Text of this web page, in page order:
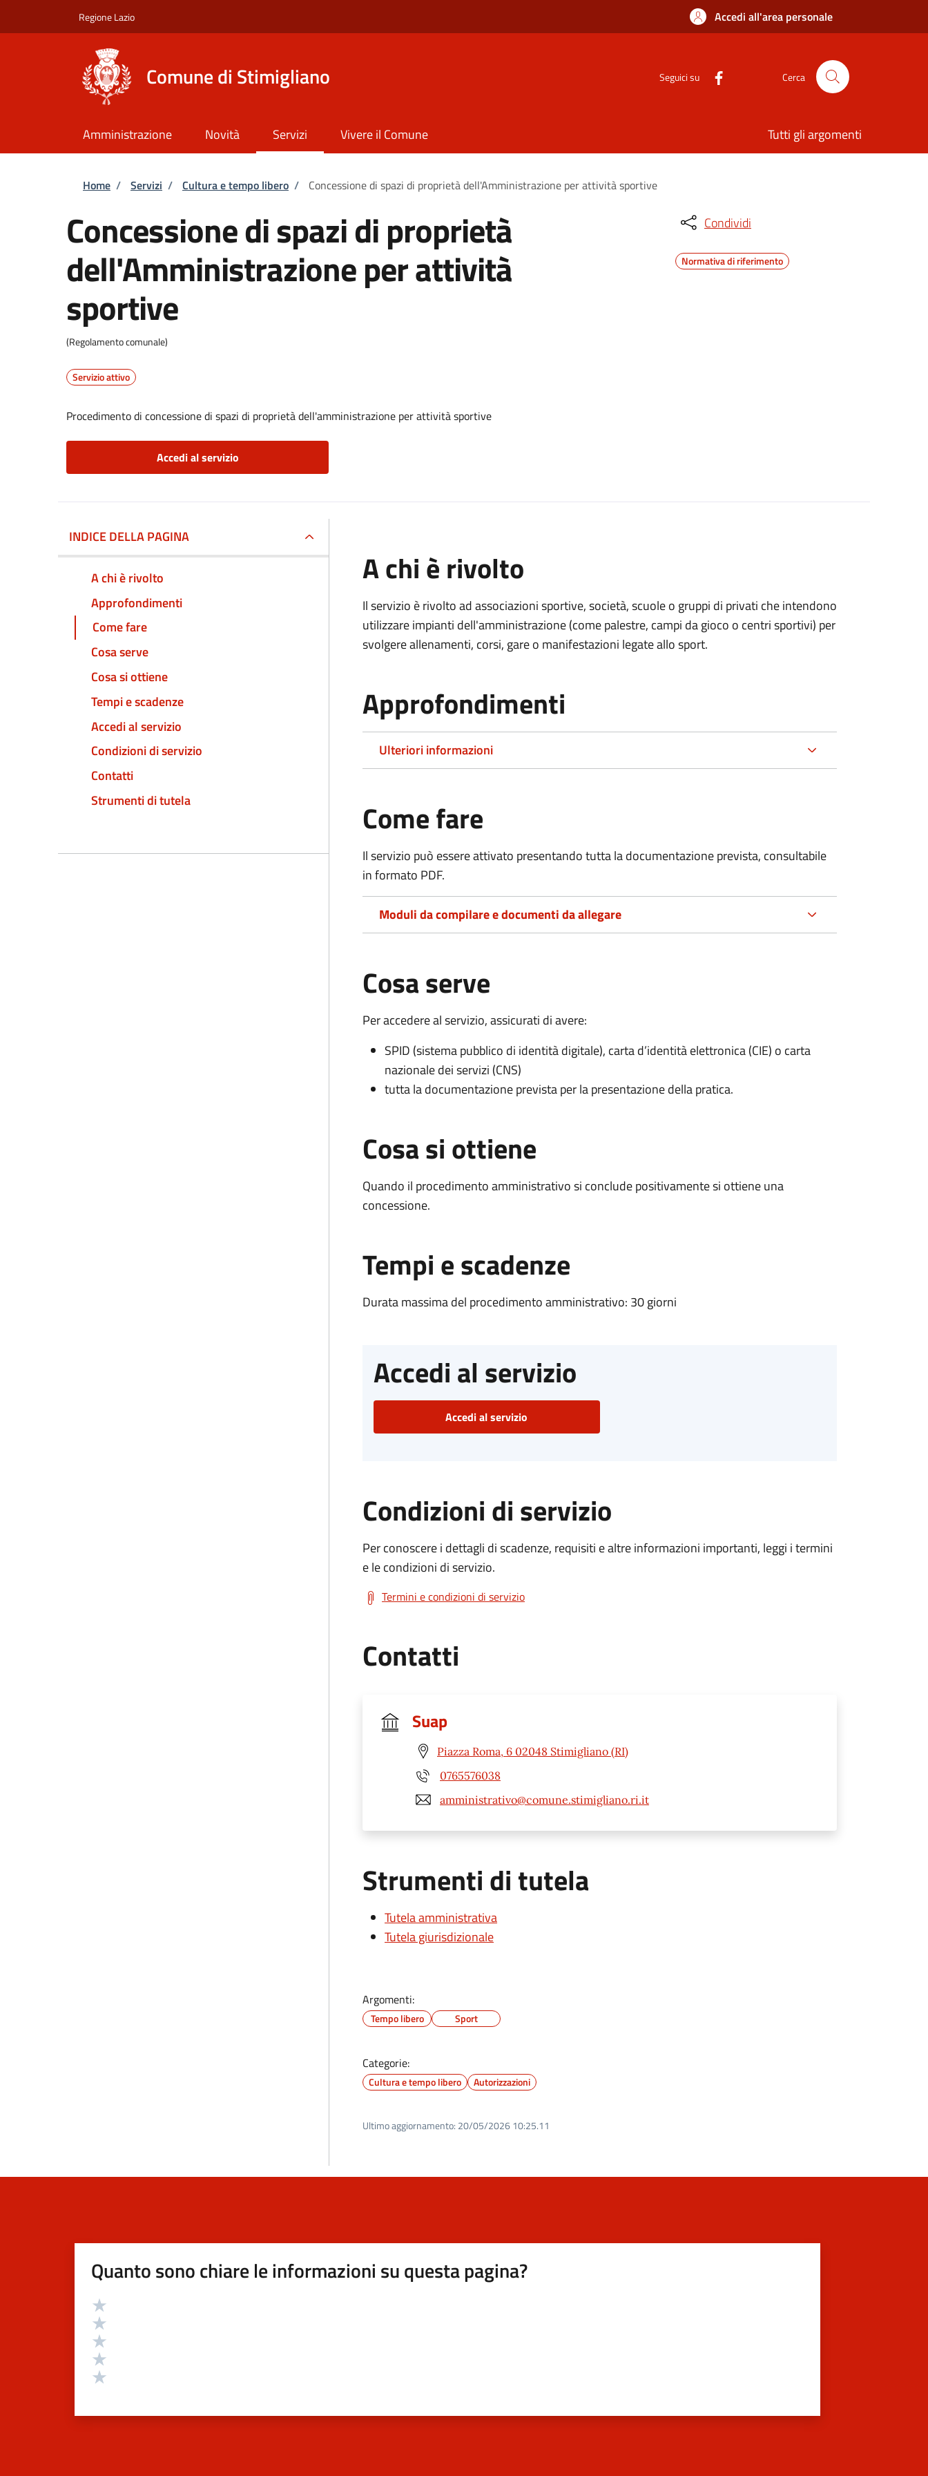
Regione Lazio Accedi all'area personale
Comune di Stimigliano Seguici su Cerca
Amministrazione Novità Servizi Vivere il Comune Tutti gli argomenti
Briciole di pane
Home / Servizi / Cultura e tempo libero / Concessione di spazi di proprietà dell'Amministrazione per attività sportive
Concessione di spazi di proprietà
dell'Amministrazione per attività
sportive
(Regolamento comunale)
Servizio attivo
Procedimento di concessione di spazi di proprietà dell'amministrazione per attività sportive
Accedi al servizio
Condividi
Normativa di riferimento
INDICE DELLA PAGINA
A chi è rivolto
Approfondimenti
Come fare
Cosa serve
Cosa si ottiene
Tempi e scadenze
Accedi al servizio
Condizioni di servizio
Contatti
Strumenti di tutela
A chi è rivolto
Il servizio è rivolto ad associazioni sportive, società, scuole o gruppi di privati che intendono
utilizzare impianti dell'amministrazione (come palestre, campi da gioco o centri sportivi) per
svolgere allenamenti, corsi, gare o manifestazioni legate allo sport.
Approfondimenti
Ulteriori informazioni
Come fare
Il servizio può essere attivato presentando tutta la documentazione prevista, consultabile
in formato PDF.
Moduli da compilare e documenti da allegare
Cosa serve
Per accedere al servizio, assicurati di avere:
SPID (sistema pubblico di identità digitale), carta d’identità elettronica (CIE) o carta
nazionale dei servizi (CNS)
tutta la documentazione prevista per la presentazione della pratica.
Cosa si ottiene
Quando il procedimento amministrativo si conclude positivamente si ottiene una
concessione.
Tempi e scadenze
Durata massima del procedimento amministrativo: 30 giorni
Accedi al servizio
Accedi al servizio
Condizioni di servizio
Per conoscere i dettagli di scadenze, requisiti e altre informazioni importanti, leggi i termini
e le condizioni di servizio.
Termini e condizioni di servizio
Contatti
Suap
Piazza Roma, 6 02048 Stimigliano (RI)
0765576038
amministrativo@comune.stimigliano.ri.it
Strumenti di tutela
Tutela amministrativa
Tutela giurisdizionale
Argomenti:
Tempo libero Sport
Categorie:
Cultura e tempo libero Autorizzazioni
Ultimo aggiornamento: 20/05/2026 10:25.11
Quanto sono chiare le informazioni su questa pagina?
Valutazione